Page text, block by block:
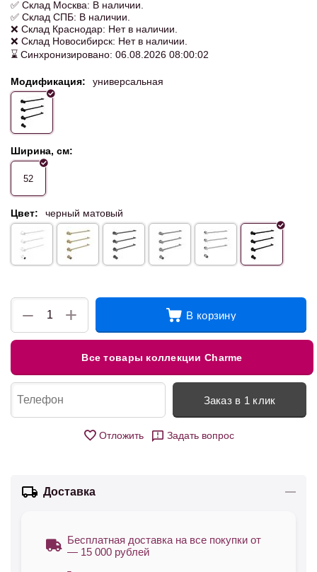
✅ Склад Москва: В наличии.
✅ Склад СПБ: В наличии.
❌ Склад Краснодар: Нет в наличии.
❌ Склад Новосибирск: Нет в наличии.
⌛ Синхронизировано: 06.08.2026 08:00:02
Модификация: универсальная
Ширина, см:
52
Цвет: черный матовый
+
− В корзину
Все товары коллекции Charme
Заказ в 1 клик
Отложить Задать вопрос
Доставка
Бесплатная доставка на все покупки от
— 15 000 рублей